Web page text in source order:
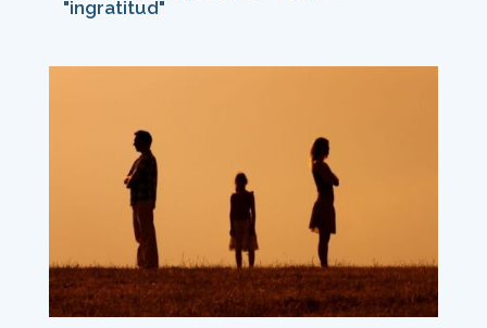
"ingratitud"